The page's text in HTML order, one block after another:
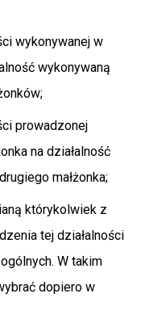
wykonywanej w
wykonywaną
prowadzonej
na działalność
małżonka;
którykolwiek z
tej działalności
W takim
dopiero w